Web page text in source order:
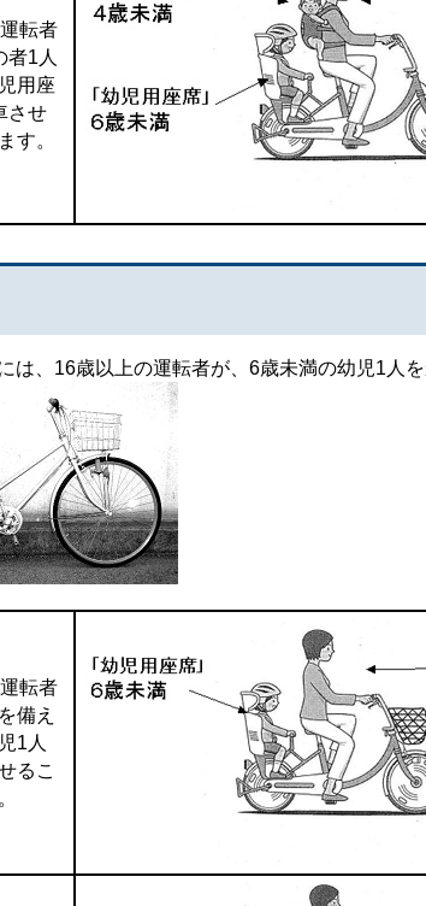
転者
者1人
用座
させ
す。
は、16歳以上の運転者が、6歳未満の幼児1人
転者
備え
1人
るこ